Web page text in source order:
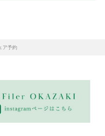
、本業務の遂行上、必要と
分な保護水準を備えている
る機密保持契約を締結する
ています。
いて
ア予約